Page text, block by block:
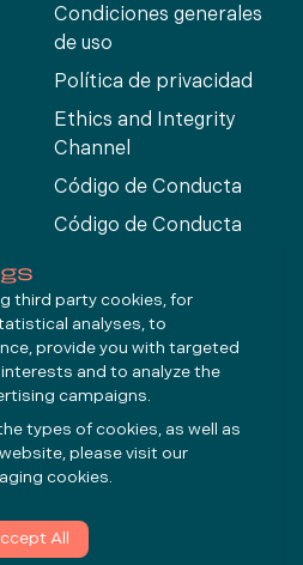
Condiciones generales
de uso
Política de privacidad
Ethics and Integrity
Channel
Código de Conducta
Código de Conducta
third party cookies, for
analyses, to
provide you with targeted
and to analyze the
campaigns.
types of cookies, as well as
please visit our
cookies.
All